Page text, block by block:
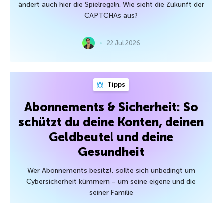
ändert auch hier die Spielregeln. Wie sieht die Zukunft der
CAPTCHAs aus?
22 Jul 2026
Tipps
Abonnements & Sicherheit: So
schützt du deine Konten, deinen
Geldbeutel und deine
Gesundheit
Wer Abonnements besitzt, sollte sich unbedingt um
Cybersicherheit kümmern – um seine eigene und die
seiner Familie